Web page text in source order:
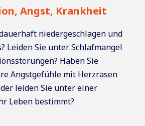
Angst, Krankheit
niedergeschlagen und
Leiden Sie unter Schlafmangel
Haben Sie
Angstgefühle mit Herzrasen
leiden Sie unter einer
Leben bestimmt?